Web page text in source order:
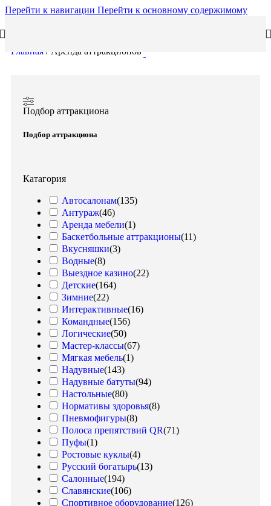
Перейти к навигации Перейти к основному содержимому
Главная / Аренда аттракционов
Подбор аттракциона
Подбор аттракциона
Катагория
Автосалонам(135)
Антураж(46)
Аренда мебели(1)
Баскетбольные аттракционы(11)
Вкусняшки(3)
Водные(8)
Выездное казино(22)
Детские(164)
Зимние(22)
Интерактивные(16)
Командные(156)
Логические(50)
Мастер-классы(67)
Мягкая мебель(1)
Надувные(143)
Надувные батуты(94)
Настольные(80)
Нормативы здоровья(8)
Пневмофигуры(8)
Полоса препятствий QR(71)
Пуфы(1)
Ростовые куклы(4)
Русский богатырь(13)
Салонные(194)
Славянские(106)
Спортивное оборудование(126)